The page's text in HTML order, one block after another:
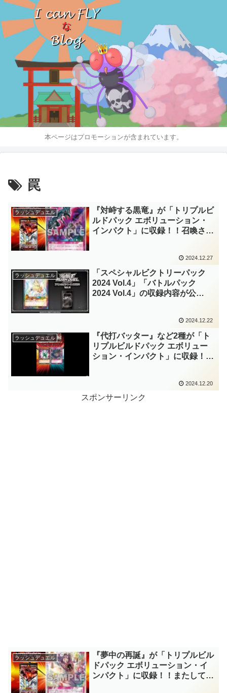
本ページはプロモーションが含まれています。
罠
ラッシュデュエル
『対峙する黒竜』が「トリプルビ
ルドパック エボリューション・
インパクト」に収録！！召喚され
妨害札！！後、「魔将」も近々強
化される……？【遊戯王ラッシュ
デュエル】
2024.12.27
ラッシュデュエル
「スペシャルビクトリーパック
2024 Vol.4」「バトルパック
2024 Vol.4」の収録内容が公
きの妖精』のイラスト違いなどが
収録！！【遊戯王ラッシュデュエ
ル】
2024.12.22
ラッシュデュエル
『代打バッター』など2種が「ト
リプルビルドパック エボリュー
ション・インパクト」に収録！！
害札の『ライヤー・ワイヤー』も
実装されました！！【遊戯王ラッ
2024.12.20
スポンサーリンク
ラッシュデュエル
『夢中の再誕』が「トリプルビル
ドパック エボリューション・イ
ンパクト」に収録！！またしても